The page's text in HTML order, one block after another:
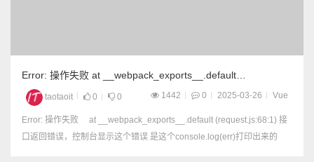
Error: 操作失败 at __webpack_exports__.default
(request.js:68:1)
taotaoit 0 0 1442 0 2025-03-26 Vue
Error: 操作失败 at __webpack_exports__.default (request.js:68:1) 接
口返回错误，控制台显示这个错误 是这个console.log(err)打印出来的